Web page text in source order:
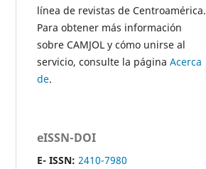
línea de revistas de Centroamérica.
Para obtener más información
sobre CAMJOL y cómo unirse al
servicio, consulte la página Acerca
de.
eISSN-DOI
E- ISSN: 2410-7980